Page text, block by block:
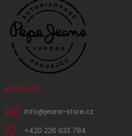
KONTAKT
info@jeans-store.cz
+420 226 633 784